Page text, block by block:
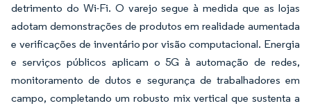
detrimento do Wi-Fi. O varejo segue à medida que as lojas
adotam demonstrações de produtos em realidade aumentada
e verificações de inventário por visão computacional. Energia
e serviços públicos aplicam o 5G à automação de redes,
monitoramento de dutos e segurança de trabalhadores em
campo, completando um robusto mix vertical que sustenta a